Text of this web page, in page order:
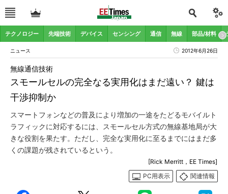
テクノロジー 先端技術 デバイス センシング 通信 無線 部品/材料
ニュース 2012年6月26日
スモールセルの完全なる実用化はまだ遠い？ 鍵は
干渉抑制か
無線通信技術
スマートフォンなどの普及により増加の一途をたどるモバイルト
ラフィックに対応するには、スモールセル方式の無線基地局が大
きな役割を果たす。ただし、完全な実用化に至るまでにはまだ多
くの課題が残されているという。
[Rick Merritt，EE Times]
PC用表示
関連情報